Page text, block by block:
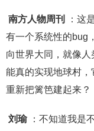
南方人物周刊
：这
有一个系统性的bug
向世界大同，就像
能真的实现地球村
重新把篱笆建起来？
刘瑜
：不知道我是